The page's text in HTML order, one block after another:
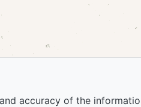
accuracy of the